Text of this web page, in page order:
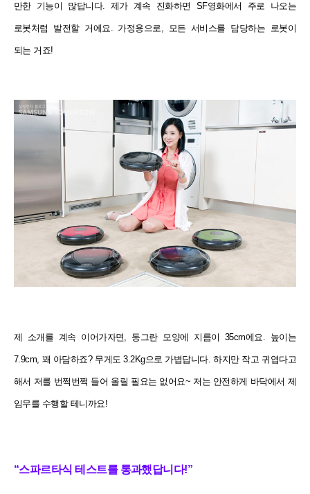
만한 기능이 많답니다. 제가 계속 진화하면 SF영화에서 주로 나오는
로봇처럼 발전할 거에요. 가정용으로, 모든 서비스를 담당하는 로봇이
되는 거죠!
제 소개를 계속 이어가자면, 동그란 모양에 지름이 35cm에요. 높이는
7.9cm, 꽤 아담하죠? 무게도 3.2Kg으로 가볍답니다. 하지만 작고 귀엽다고
해서 저를 번쩍번쩍 들어 올릴 필요는 없어요~ 저는 안전하게 바닥에서 제
임무를 수행할 테니까요!
“스파르타식 테스트를 통과했답니다!”